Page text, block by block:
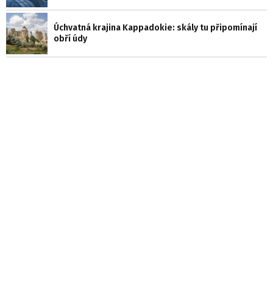
Úchvatná krajina Kappadokie: skály tu připomínají
obří údy